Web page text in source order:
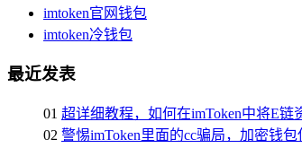
imtoken官网钱包
imtoken冷钱包
最近发表
01 超详细教程，如何在imToken中将E链
02 警惕imToken里面的cc骗局，加密钱